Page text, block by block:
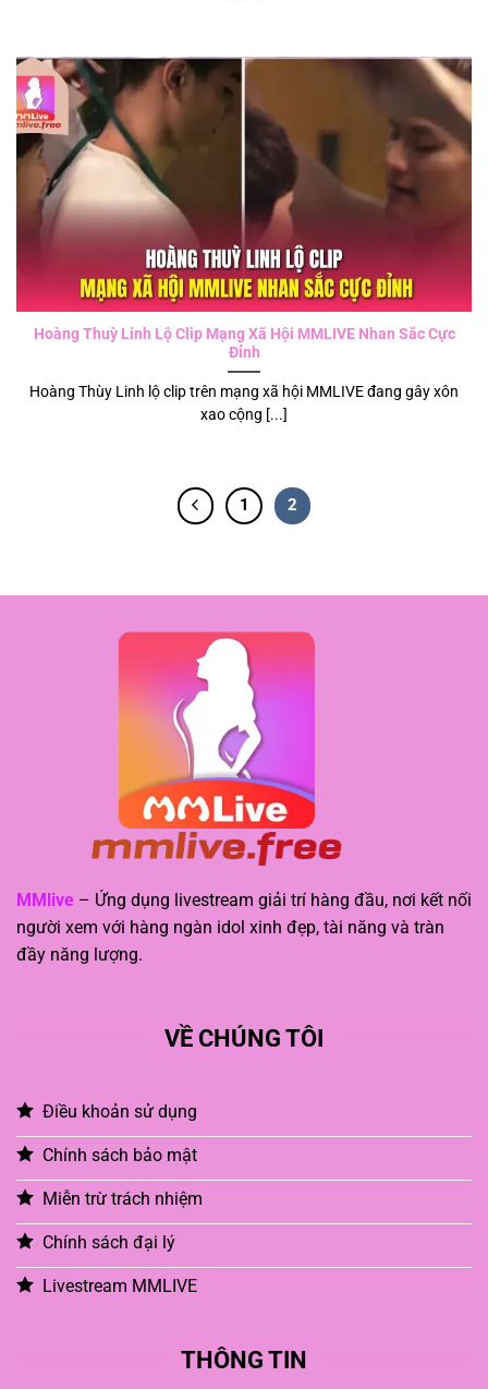
Hoàng Thuỳ Linh Lộ Clip Mạng Xã Hội MMLIVE Nhan Sắc Cực
Đỉnh
Hoàng Thùy Linh lộ clip trên mạng xã hội MMLIVE đang gây xôn
xao cộng [...]
1 2
MMlive – Ứng dụng livestream giải trí hàng đầu, nơi kết nối
người xem với hàng ngàn idol xinh đẹp, tài năng và tràn
đầy năng lượng.
VỀ CHÚNG TÔI
Điều khoản sử dụng
Chính sách bảo mật
Miễn trừ trách nhiệm
Chính sách đại lý
Livestream MMLIVE
THÔNG TIN